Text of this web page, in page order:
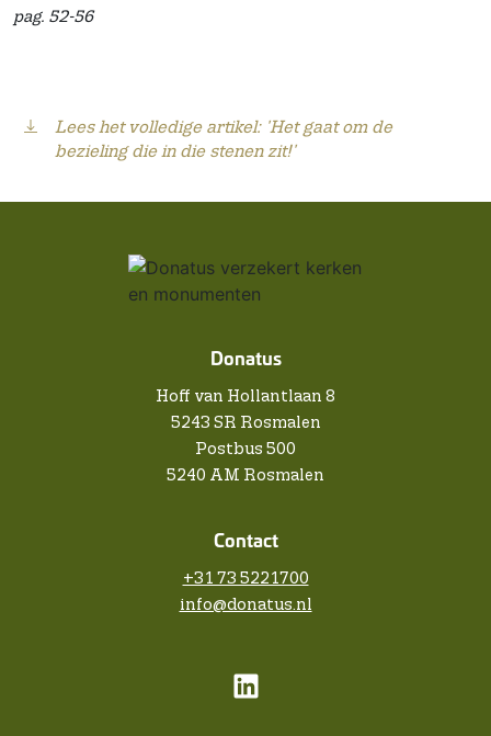
pag. 52-56
Lees het volledige artikel: 'Het gaat om de
bezieling die in die stenen zit!'
Donatus
Hoff van Hollantlaan 8
5243 SR Rosmalen
Postbus 500
5240 AM Rosmalen
Contact
+31 73 5221700
info@donatus.nl